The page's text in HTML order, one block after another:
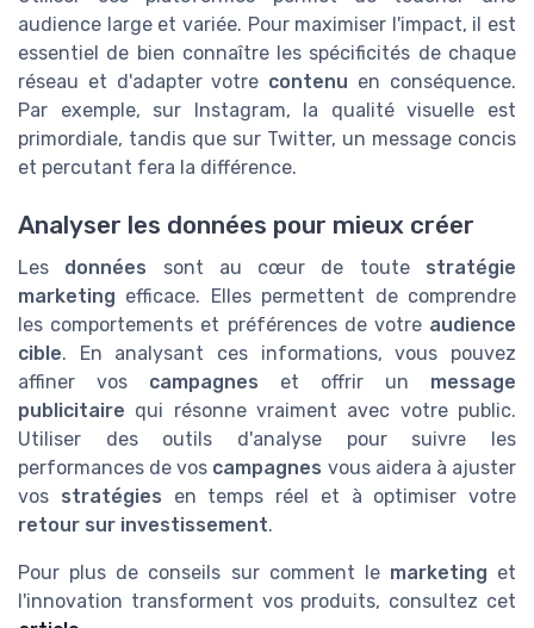
audience large et variée. Pour maximiser l'impact, il est
essentiel de bien connaître les spécificités de chaque
réseau et d'adapter votre contenu en conséquence.
Par exemple, sur Instagram, la qualité visuelle est
primordiale, tandis que sur Twitter, un message concis
et percutant fera la différence.
Analyser les données pour mieux créer
Les données sont au cœur de toute stratégie
marketing efficace. Elles permettent de comprendre
les comportements et préférences de votre audience
cible. En analysant ces informations, vous pouvez
affiner vos campagnes et offrir un message
publicitaire qui résonne vraiment avec votre public.
Utiliser des outils d'analyse pour suivre les
performances de vos campagnes vous aidera à ajuster
vos stratégies en temps réel et à optimiser votre
retour sur investissement.
Pour plus de conseils sur comment le marketing et
l'innovation transforment vos produits, consultez cet